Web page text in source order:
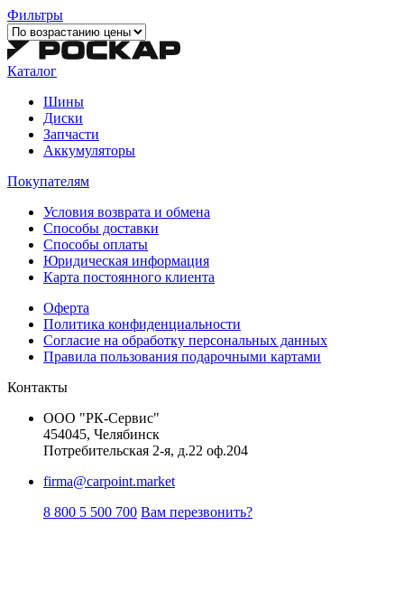
Фильтры
Каталог
Шины
Диски
Запчасти
Аккумуляторы
Покупателям
Условия возврата и обмена
Способы доставки
Способы оплаты
Юридическая информация
Карта постоянного клиента
Оферта
Политика конфиденциальности
Согласие на обработку персональных данных
Правила пользования подарочными картами
Контакты
ООО "РК-Сервис"
454045, Челябинск
Потребительская 2-я, д.22 оф.204
firma@carpoint.market
8 800 5 500 700 Вам перезвонить?